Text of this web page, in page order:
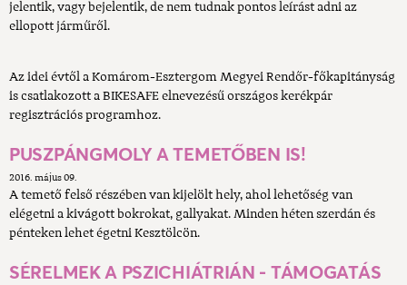
jelentik, vagy bejelentik, de nem tudnak pontos leírást adni az
ellopott járműről.
Az idei évtől a Komárom-Esztergom Megyei Rendőr-főkapitányság
is csatlakozott a BIKESAFE elnevezésű országos kerékpár
regisztrációs programhoz.
PUSZPÁNGMOLY A TEMETŐBEN IS!
2016. május 09.
A temető felső részében van kijelölt hely, ahol lehetőség van
elégetni a kivágott bokrokat, gallyakat. Minden héten szerdán és
pénteken lehet égetni Kesztölcön.
SÉRELMEK A PSZICHIÁTRIÁN - TÁMOGATÁS